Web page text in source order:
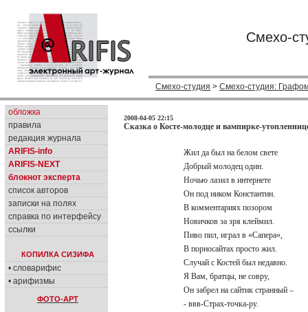
Смехо-
Смехо-студия > Смехо-студия:
обложка
правила
редакция журнала
ARIFIS-info
ARIFIS-NEXT
блокнот эксперта
список авторов
записки на полях
справка по интерфейсу
ссылки
КОПИЛКА СИЗИФА
• словарифис
• арифизмы
ФОТО-АРТ
2008-04-05 22:15
Сказка о Косте-молодце и вампирке-
Жил да был на белом свете
Добрый молодец один.
Ночью лазил в интернете
Он под ником Константин.
В комментариях позором
Новичков за зря клеймил.
Пиво пил, играл в «Сапера»,
В порносайтах просто жил.
Случай с Костей был недавно.
Я Вам, братцы, не совру,
Он забрел на сайтик странный –
- ввв-Страх-точка-ру.